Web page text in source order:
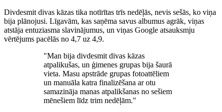
Divdesmit divas kāzas tika notīrītas trīs nedēļās, nevis sešās, ko viņa
bija plānojusi. Līgavām, kas saņēma savus albumus agrāk, viņas
atstāja entuziasma slavinājumus, un viņas Google atsauksmju
vērtējums pacēlās no 4,7 uz 4,9.
"Man bija divdesmit divas kāzas
atpalikušas, un ģimenes grupas bija šaurā
vieta. Masu apstrāde grupas fotoattēliem
un manuāla katra finalizēšana ar otu
samazināja manas atpalikšanas no sešiem
mēnešiem līdz trim nedēļām."